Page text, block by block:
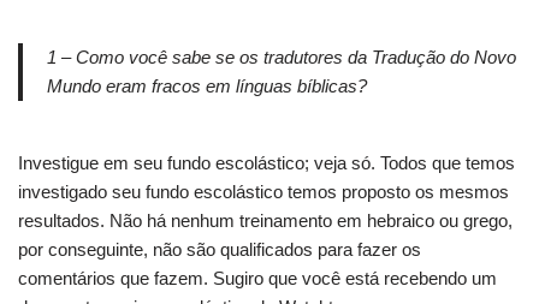
1 – Como você sabe se os tradutores da Tradução do Novo
Mundo eram fracos em línguas bíblicas?
Investigue em seu fundo escolástico; veja só. Todos que temos
investigado seu fundo escolástico temos proposto os mesmos
resultados. Não há nenhum treinamento em hebraico ou grego,
por conseguinte, não são qualificados para fazer os
comentários que fazem. Sugiro que você está recebendo um